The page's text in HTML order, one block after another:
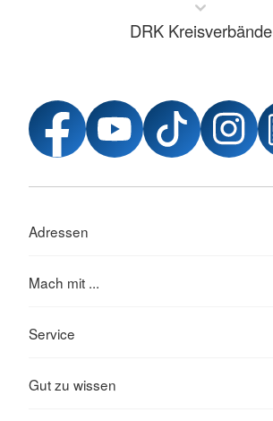
DRK Kreisverbände
Adressen
Mach mit ...
Service
Gut zu wissen